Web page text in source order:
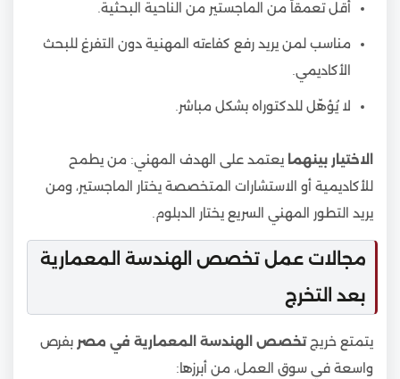
أقل تعمقاً من الماجستير من الناحية البحثية.
مناسب لمن يريد رفع كفاءته المهنية دون التفرغ للبحث
الأكاديمي.
لا يُؤهّل للدكتوراه بشكل مباشر.
الاختيار بينهما يعتمد على الهدف المهني: من يطمح
للأكاديمية أو الاستشارات المتخصصة يختار الماجستير، ومن
يريد التطور المهني السريع يختار الدبلوم.
مجالات عمل تخصص الهندسة المعمارية
بعد التخرج
يتمتع خريج تخصص الهندسة المعمارية في مصر بفرص
واسعة في سوق العمل، من أبرزها: